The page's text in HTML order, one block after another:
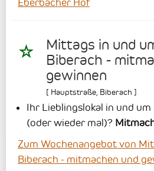
Mittags in und
Biberach -
gewinnen
[ Hauptstraße Biberach ]
Ihr Lieblingslokal in und
(oder wieder mal)?
Zum Wochenangebot von
Biberach - mitmachen und